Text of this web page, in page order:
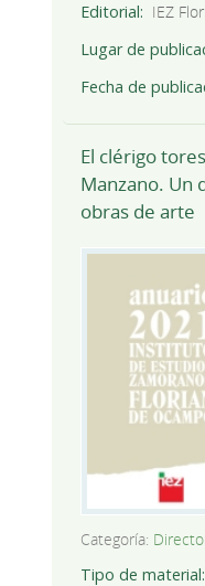
Editorial
IEZ
Lugar de
Fecha de
El clérigo
Manzano. Un
obras de arte
Categoría:
Tipo de material